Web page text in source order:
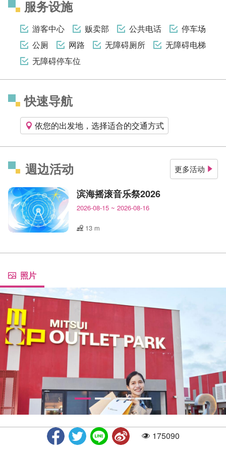
服务设施
游客中心 贩卖部 公共电话
停车场
公厕
网路 无障碍厕所
无障碍电梯
无障碍停车位
快速导航
依您的出发地，选择适合的交通方式
週边活动 更多活动
滨海摇滚音乐祭2026
2026-08-15 ~ 2026-08-16
13 m
照片
人气175090